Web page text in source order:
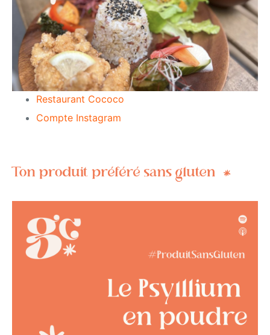
Restaurant Cococo
Compte Instagram